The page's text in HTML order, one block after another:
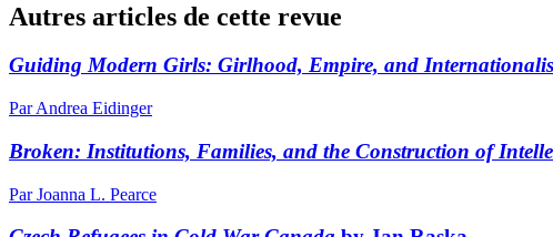
Autres articles de cette revue
Guiding Modern Girls: Girlhood, Empire, and
Par Andrea Eidinger
Broken: Institutions, Families, and the Construction of
Par Joanna L. Pearce